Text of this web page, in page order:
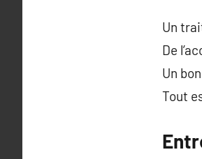
Un
De
Un
Tout